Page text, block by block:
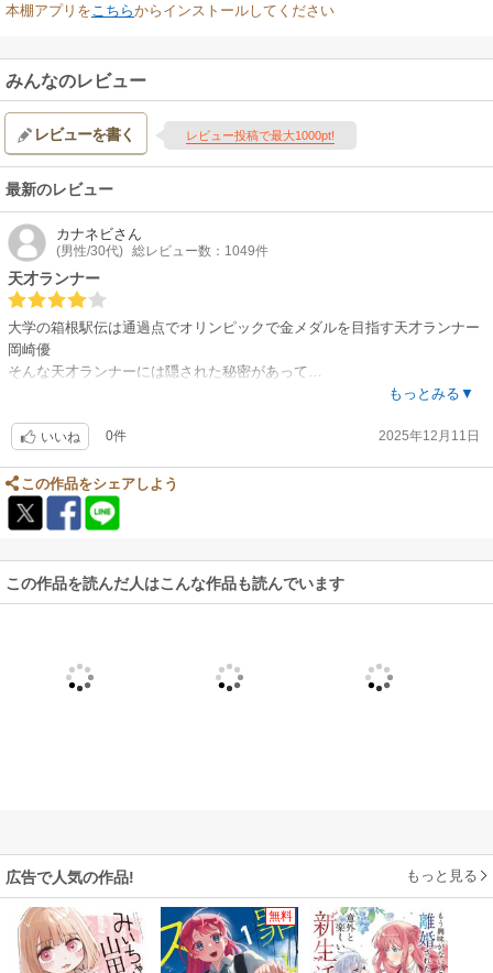
本棚アプリを こちらからインストールしてください
みんなのレビュー
レビューを書く レビュー投稿で最大1000pt!
最新のレビュー
カナネビさん
(男性/30代) 総レビュー数：1049件
天才ランナー
大学の箱根駅伝は通過点でオリンピックで金メダルを目指す天才ランナー
岡崎優
そんな天才ランナーには隠された秘密があって…
岡崎優のランナーとしてだけでない人間としての成長も読んでいて良かっ
もっとみる▼
いいね 0件 2025年12月11日
この作品をシェアしよう
この作品を読んだ人はこんな作品も読んでいます
広告で人気の作品! もっと見る
無料